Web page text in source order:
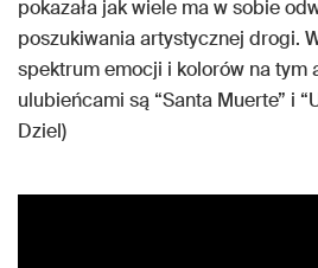
pokazała jak wiele ma w sobie
poszukiwania artystycznej drogi.
spektrum emocji i kolorów na tym
ulubieńcami są “Santa Muerte” i
Dziel)